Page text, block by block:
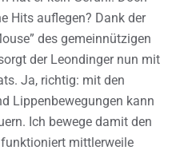
Hits auflegen? Dank der
des gemeinnützigen
der Leondinger nun mit
Ja, richtig: mit den
Lippenbewegungen kann
Ich bewege damit den
mittlerweile